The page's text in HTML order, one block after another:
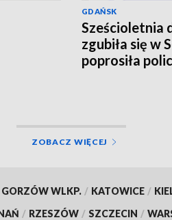
GDAŃSK
Sześcioletnia
zgubiła się w
poprosiła
ZOBACZ WIĘCEJ
GORZÓW WLKP. / KATOWICE /
/ RZESZÓW / SZCZECIN /